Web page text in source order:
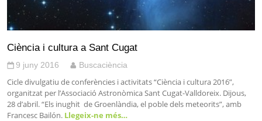
Ciència i cultura a Sant Cugat
9 juny 2016 Buscaciència
Cicle divulgatiu de conferències i activitats “Ciència i cultura 2016”,
organitzat per l’Associació Astronòmica Sant Cugat-Valldoreix. Dijous,
28 d’abril. “Els inughit de Groenlàndia, el poble dels meteorits”, amb
Francesc Bailón. Llegeix-ne més…